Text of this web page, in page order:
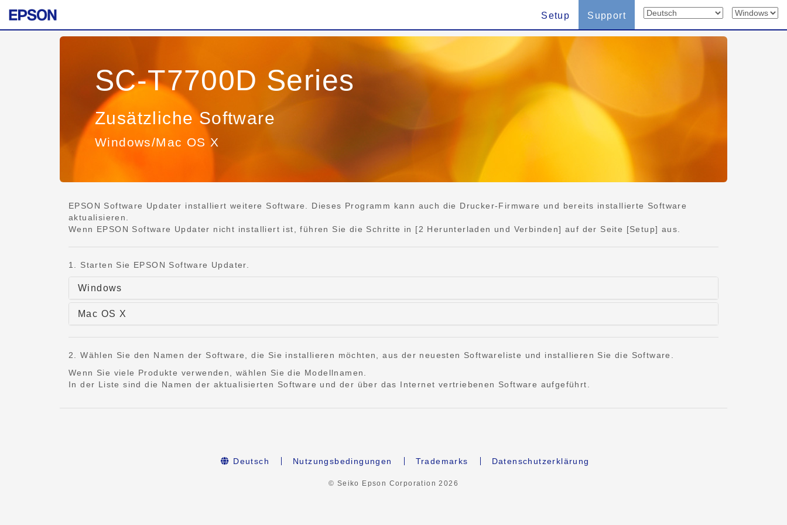
Setup Support
SC-T7700D Series
Zusätzliche Software
Windows/Mac OS X
EPSON Software Updater installiert weitere Software. Dieses Programm kann auch die Drucker-Firmware und bereits installierte Software
aktualisieren.
Wenn EPSON Software Updater nicht installiert ist, führen Sie die Schritte in [2 Herunterladen und Verbinden] auf der Seite [Setup] aus.
1. Starten Sie EPSON Software Updater.
Windows
Mac OS X
2. Wählen Sie den Namen der Software, die Sie installieren möchten, aus der neuesten Softwareliste und installieren Sie die Software.
Wenn Sie viele Produkte verwenden, wählen Sie die Modellnamen.
In der Liste sind die Namen der aktualisierten Software und der über das Internet vertriebenen Software aufgeführt.
Deutsch Nutzungsbedingungen Trademarks Datenschutzerklärung
© Seiko Epson Corporation2026